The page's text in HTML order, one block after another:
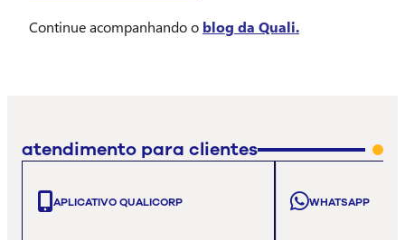
Continue acompanhando o blog da Quali.
atendimento para clientes
APLICATIVO QUALICORP WHATSAPP